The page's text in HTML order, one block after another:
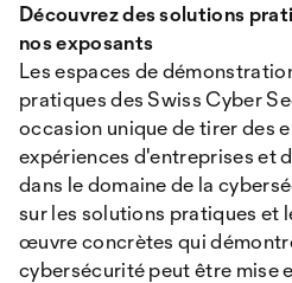
Découvrez des solutions
nos exposants
Les espaces de
pratiques des Swiss Cyber
occasion unique de tirer des
expériences d'entreprises et
dans le domaine de la
sur les solutions pratiques et
œuvre concrètes qui
cybersécurité peut être mise